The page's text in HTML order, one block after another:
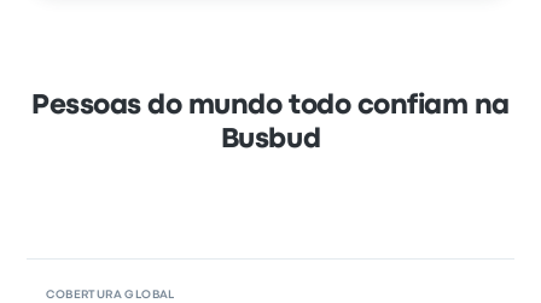
Pessoas do mundo todo confiam na
Busbud
COBERTURA GLOBAL